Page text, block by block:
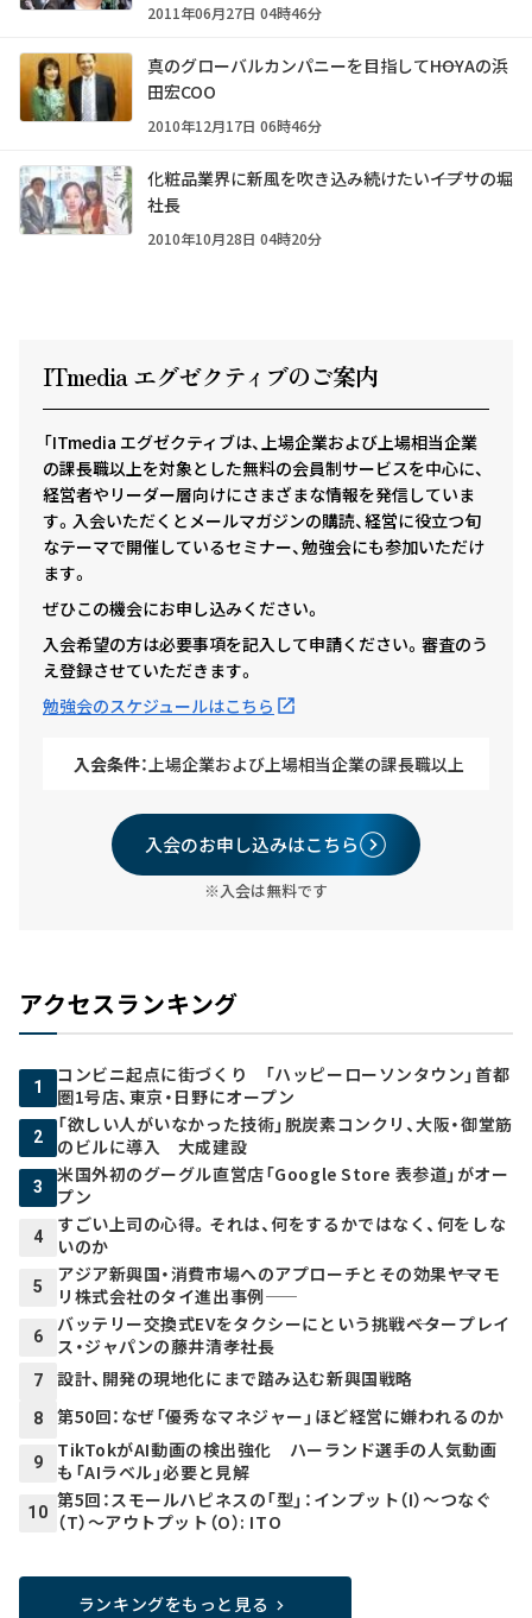
2011年06月27日 04時46分
真のグローバルカンパニーを目指して――HOYAの浜
田宏COO
2010年12月17日 06時46分
化粧品業界に新風を吹き込み続けたい――イプサの堀
社長
2010年10月28日 04時20分
ITmedia エグゼクティ ブのご案内
「ITmedia エグゼクティブは、上場企業および上場相当企業
の課長職以上を対象とした無料の会員制サービスを中心に、
経営者やリーダー層向けにさまざまな情報を発信していま
す。入会いただくとメールマガジンの購読、経営に役立つ旬
なテーマで開催しているセミナー、勉強会にも参加いただけ
ます。
ぜひこの機会にお申し込みください。
入会希望の方は必要事項を記入して申請ください。審査のう
え登録させていただきます。
勉強会のスケジュールはこちら
入会条件： 上場企業および上場相当企業の課長職以上
入会のお申し込みはこちら
※入会は無料です
アクセスランキング
1
コンビニ起点に街づくり 「ハッピーローソンタウン」首都
圏1号店、東京・日野にオープン
2
「欲しい人がいなかった技術」脱炭素コンクリ、大阪・御堂筋
のビルに導入 大成建設
3
米国外初のグーグル直営店「Google Store 表参道」がオー
プン
4
すごい上司の心得。それは、何をするかではなく、何をしな
いのか
5
アジア新興国・消費市場へのアプローチとその効果――ヤマモ
リ株式会社のタイ進出事例――
6
バッテリー交換式EVをタクシーにという挑戦――ベタープレイ
ス・ジャパンの藤井清孝社長
7 設計、開発の現地化にまで踏み込む新興国戦略
8 第50回：なぜ「優秀なマネジャー」ほど経営に嫌われるのか
9
TikTokがAI動画の検出強化 ハーランド選手の人気動画
も「AIラベル」必要と見解
10
第5回：スモールハピネスの「型」：インプット（I）～つなぐ
（T）～アウトプット（O）: ITO
ランキングをもっと見る